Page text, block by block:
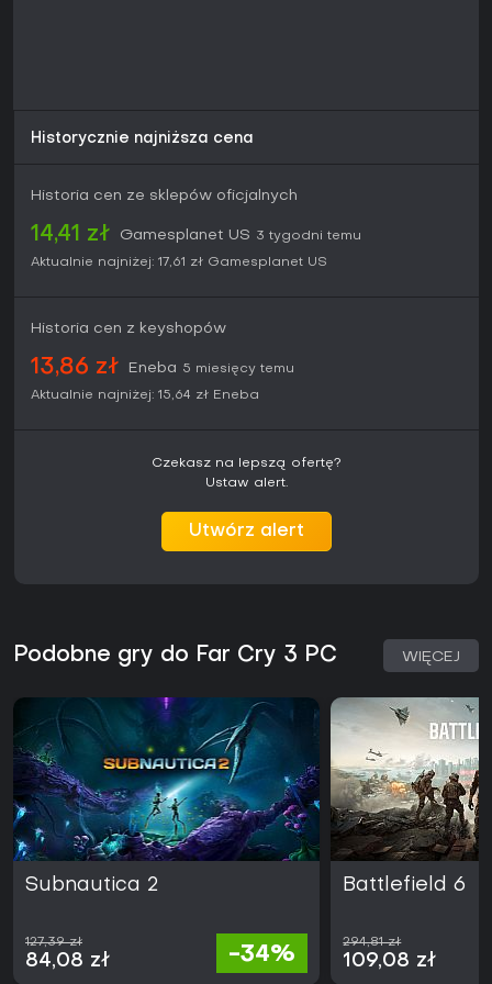
Historycznie najniższa cena
Historia cen ze sklepów oficjalnych
14,41 zł Gamesplanet US 3 tygodni temu
Aktualnie najniżej: 17,61 zł Gamesplanet US
Historia cen z keyshopów
13,86 zł Eneba 5 miesięcy temu
Aktualnie najniżej: 15,64 zł Eneba
Czekasz na lepszą ofertę?
Ustaw alert.
Utwórz alert
Podobne gry do Far Cry 3 PC WIĘCEJ
Subnautica 2
127,39 zł
84,08 zł -34%
Battlefield 6
294,81 zł
109,08 zł